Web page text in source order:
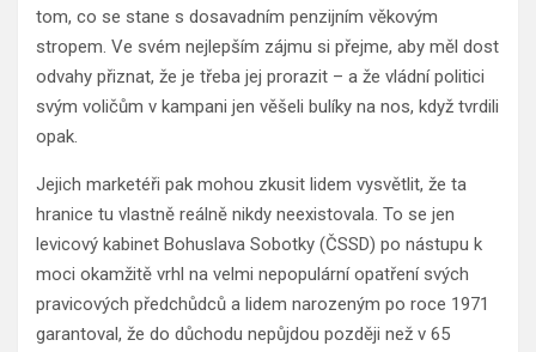
tom, co se stane s dosavadním penzijním věkovým
stropem. Ve svém nejlepším zájmu si přejme, aby měl dost
odvahy přiznat, že je třeba jej prorazit – a že vládní politici
svým voličům v kampani jen věšeli bulíky na nos, když tvrdili
opak.
Jejich marketéři pak mohou zkusit lidem vysvětlit, že ta
hranice tu vlastně reálně nikdy neexistovala. To se jen
levicový kabinet Bohuslava Sobotky (ČSSD) po nástupu k
moci okamžitě vrhl na velmi nepopulární opatření svých
pravicových předchůdců a lidem narozeným po roce 1971
garantoval, že do důchodu nepůjdou později než v 65